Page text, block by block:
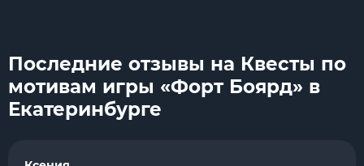
Последние отзывы на Квесты по
мотивам игры «Форт Боярд» в
Екатеринбурге